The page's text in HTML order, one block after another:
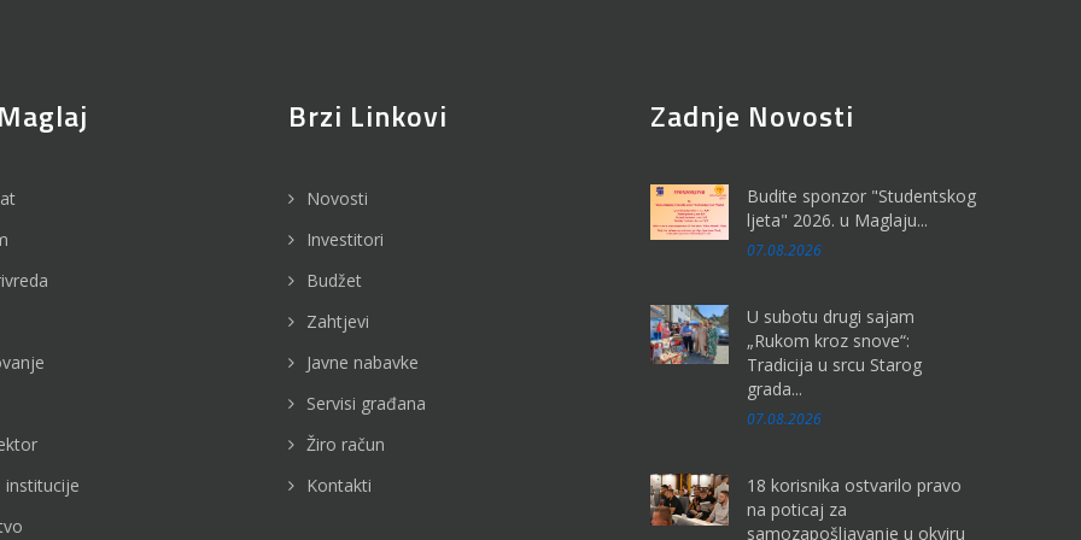
institucije
Brzi Linkovi
Novosti
Investitori
Budžet
Zahtjevi
Javne nabavke
Servisi građana
Žiro račun
Kontakti
Zadnje Novosti
Budite sponzor "Studentskog
ljeta" 2026. u Maglaju...
07.08.2026
U subotu drugi sajam
„Rukom kroz snove“:
Tradicija u srcu Starog
grada...
07.08.2026
18 korisnika ostvarilo pravo
na poticaj za
samozapošljavanje u okviru